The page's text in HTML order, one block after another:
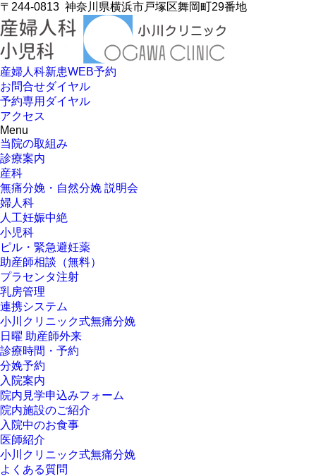
〒244-0813 神奈川県横浜市戸塚区舞岡町29番地
産婦人科新患WEB予約
お問合せダイヤル
予約専用ダイヤル
アクセス
Menu
当院の取組み
診療案内
産科
無痛分娩・自然分娩 説明会
婦人科
人工妊娠中絶
小児科
ピル・緊急避妊薬
助産師相談（無料）
プラセンタ注射
乳房管理
連携システム
小川クリニック式無痛分娩
日曜 助産師外来
診療時間・予約
分娩予約
入院案内
院内見学申込みフォーム
院内施設のご紹介
入院中のお食事
医師紹介
小川クリニック式無痛分娩
よくある質問